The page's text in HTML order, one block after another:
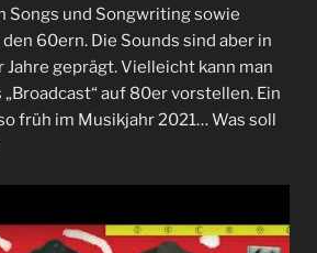
Songs und Songwriting sowie
60ern. Die Sounds sind aber in
geprägt. Vielleicht kann man
„Broadcast“ auf 80er vorstellen. Ein
früh im Musikjahr 2021… Was soll